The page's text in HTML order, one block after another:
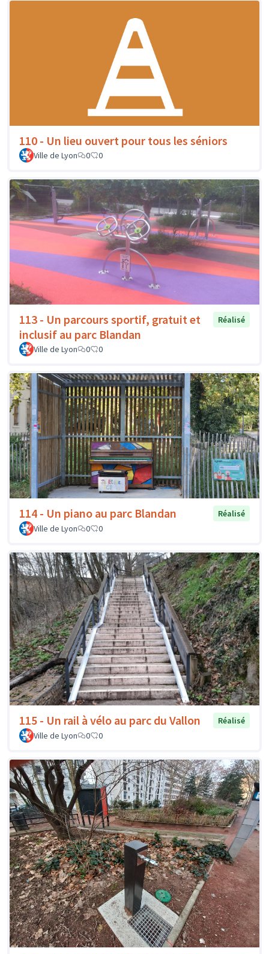
110 - Un lieu ouvert pour tous les séniors
Ville de Lyon 0 0
113 - Un parcours sportif, gratuit et
inclusif au parc Blandan
Réalisé
Ville de Lyon 0 0
114 - Un piano au parc Blandan
Réalisé
Ville de Lyon
0 0
115 - Un rail à vélo au parc du Vallon
Réalisé
Ville de Lyon
0 0